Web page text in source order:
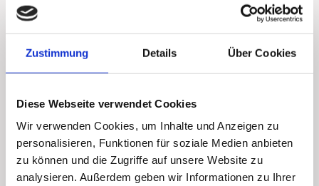
Zustimmung Details Über Cookies
Diese Webseite verwendet Cookies
Wir verwenden Cookies, um Inhalte und Anzeigen zu
personalisieren, Funktionen für soziale Medien anbieten
zu können und die Zugriffe auf unsere Website zu
analysieren. Außerdem geben wir Informationen zu Ihrer
Bauchmassage wird der Darm dazu
angeregt, angesammelte Rückstände und
alte Ablagerungen auszuscheiden.
geruchlos und in geschützter Atmosphäre.